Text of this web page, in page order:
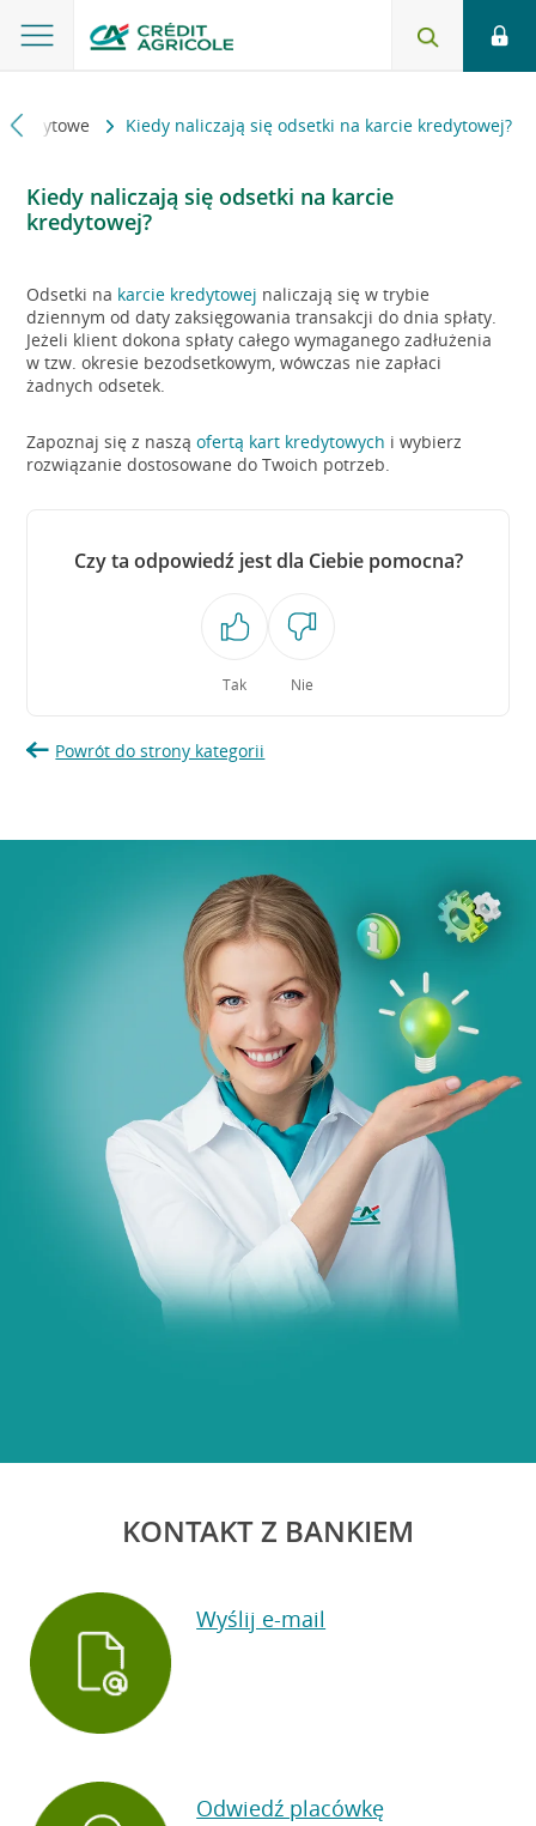
kredytowe Kiedy naliczają się odsetki na karcie kredytowej?
Kiedy naliczają się odsetki na karcie
kredytowej?
Odsetki na karcie kredytowej naliczają się w trybie
dziennym od daty zaksięgowania transakcji do dnia spłaty.
Jeżeli klient dokona spłaty całego wymaganego zadłużenia
w tzw. okresie bezodsetkowym, wówczas nie zapłaci
żadnych odsetek.
Zapoznaj się z nasząofertą kart kredytowych i wybierz
rozwiązanie dostosowane do Twoich potrzeb.
Czy ta odpowiedź jest dla Ciebie pomocna?
Tak Nie
Powrót do strony kategorii
KONTAKT Z BANKIEM
Wyślij e-mail
Odwiedź placówkę